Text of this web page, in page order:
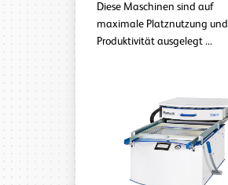
Diese Maschinen sind auf
maximale Platznutzung und
Produktivität ausgelegt ...